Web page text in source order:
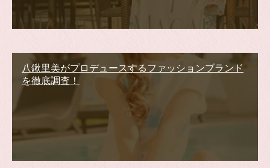
八鍬里美がプロデュースするファッションブランド
を徹底調査！